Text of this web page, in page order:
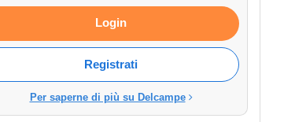
Login
Registrati
Per saperne di più su Delcampe